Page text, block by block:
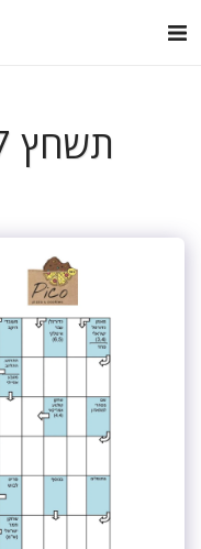
תשחץ 37 רגיל 2023